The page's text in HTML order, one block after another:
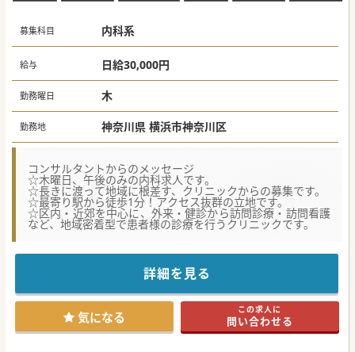
募集科目 内科系
給与 日給30,000円
勤務曜日 木
勤務地 神奈川県 横浜市神奈川区
コンサルタントからのメッセージ
☆木曜日、午後のみの内科求人です。
☆長きに渡って地域に根差す、クリニックからの募集です。
☆最寄り駅から徒歩1分！アクセス抜群の立地です。
☆区内・近郊を中心に、外来・健診から訪問診療・訪問看護
など、地域密着型で患者様の診療を行うクリニックです。
詳細を見る
気になる この求人に
問い合わせる